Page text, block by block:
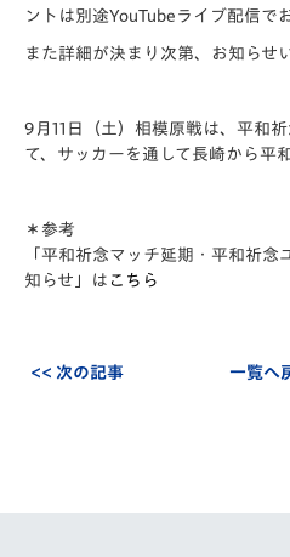
ントは別途YouTubeライブ配信で
また詳細が決まり次第、お知らせ
9月11日（土）相模原戦は、平和
て、サッカーを通して長崎から平
＊参考
「平和祈念マッチ延期・平和祈念
知らせ」は こちら
<< 次の記事 一覧へ